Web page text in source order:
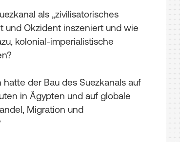
als „zivilisatorisches
und Okzident inszeniert und wie
kolonial-imperialistische
der Bau des Suezkanals auf
in Ägypten und auf globale
Migration und